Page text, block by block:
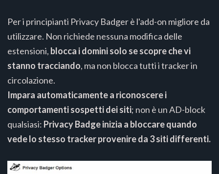
Per i principianti Privacy Badger è l'add-on migliore da
utilizzare. Non richiede nessuna modifica delle
estensioni, blocca i domini solo se scopre che vi
stanno tracciando, ma non blocca tutti i tracker in
circolazione.
Impara automaticamente a riconoscere i
comportamenti sospetti dei siti; non è un AD-block
qualsiasi: Privacy Badge inizia a bloccare quando
vede lo stesso tracker provenire da 3 siti differenti.